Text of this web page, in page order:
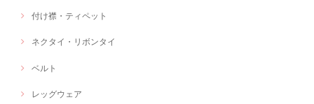
付け襟・ティペット
ネクタイ・リボンタイ
ベルト
レッグウェア